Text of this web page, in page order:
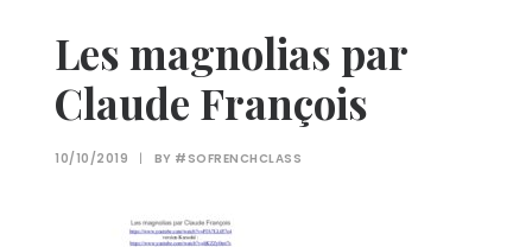
Recherche
Les magnolias par
Claude François
10/10/2019 | BY #SOFRENCHCLASS